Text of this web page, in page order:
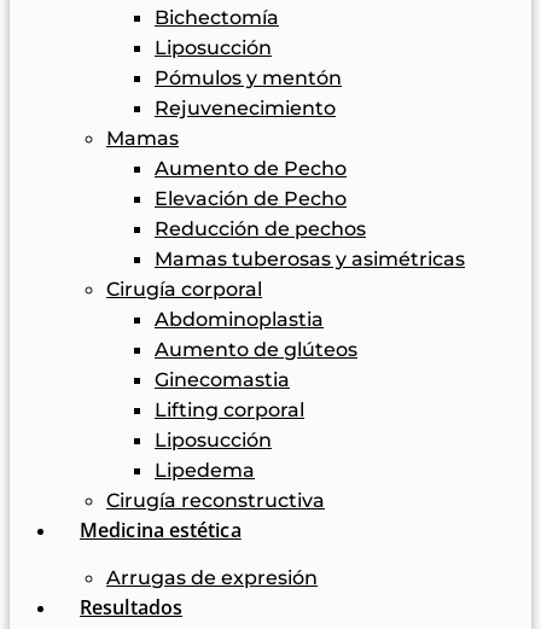
Bichectomía
Liposucción
Pómulos y mentón
Rejuvenecimiento
Mamas
Aumento de Pecho
Elevación de Pecho
Reducción de pechos
Mamas tuberosas y asimétricas
Cirugía corporal
Abdominoplastia
Aumento de glúteos
Ginecomastia
Lifting corporal
Liposucción
Lipedema
Cirugía reconstructiva
Medicina estética
Arrugas de expresión
Resultados